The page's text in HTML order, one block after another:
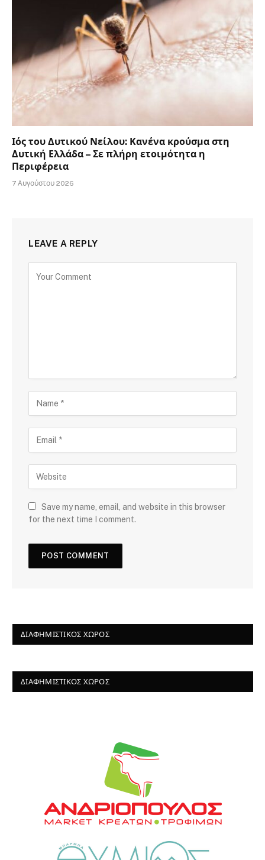
Ιός του Δυτικού Νείλου: Κανένα κρούσμα στη
Δυτική Ελλάδα – Σε πλήρη ετοιμότητα η
Περιφέρεια
7 Αυγούστου 2026
LEAVE A REPLY
Save my name, email, and website in this browser
for the next time I comment.
ΔΙΑΦΗΜΙΣΤΙΚΌΣ ΧΏΡΟΣ
ΔΙΑΦΗΜΙΣΤΙΚΌΣ ΧΏΡΟΣ